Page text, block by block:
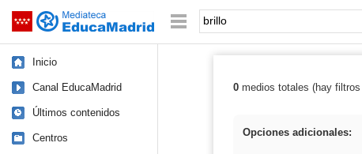
Saltar navegación Palabra o frase:
Inicio
Canal EducaMadrid
Últimos contenidos
Centros
Resultados de:
0medios totales (hay filtros
Opciones adicionales: